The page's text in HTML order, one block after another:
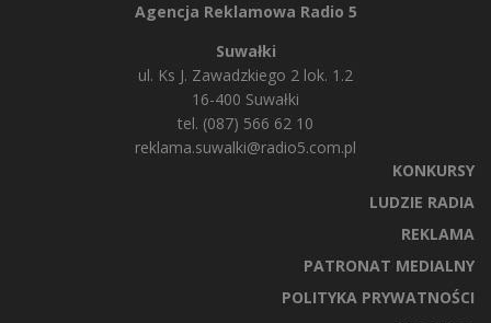
Agencja Reklamowa Radio 5
Suwałki
ul. Ks J. Zawadzkiego 2 lok. 1.2
16-400 Suwałki
tel. (087) 566 62 10
reklama.suwalki@radio5.com.pl
KONKURSY
LUDZIE RADIA
REKLAMA
PATRONAT MEDIALNY
POLITYKA PRYWATNOŚCI